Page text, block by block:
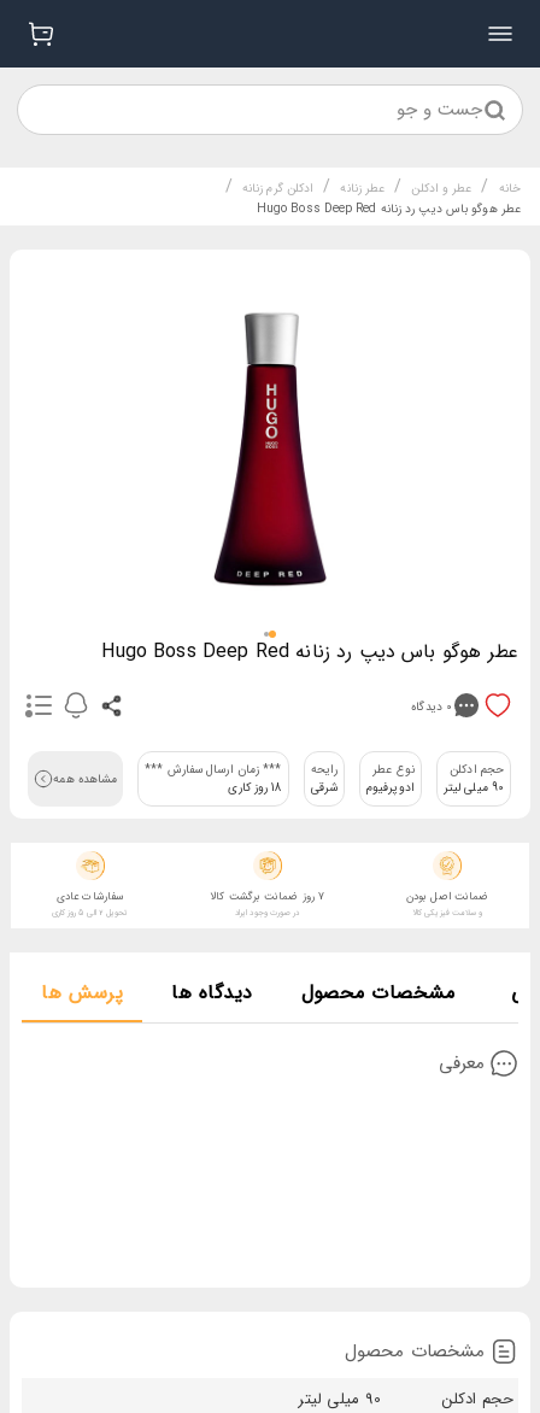
جست و جو
خانه / عطر و ادکلن / عطر زنانه / ادکلن گرم زنانه /
عطر هوگو باس دیپ رد زنانه Hugo Boss Deep Red
عطر هوگو باس دیپ رد زنانه Hugo Boss Deep Red
0 دیدگاه
حجم ادکلن
90 میلی لیتر
نوع عطر
ادوپرفیوم
رایحه
شرقی
*** زمان ارسال سفارش ***
18 روز کاری
مشاهده همه
ضمانت اصل بودن
و سلامت فیزیکی کالا
7 روز ضمانت برگشت کالا
در صورت وجود ایراد
سفارشات عادی
تحویل 2 الی 5 روز کاری
مشخصات محصول دیدگاه ها پرسش ها
معرفی
مشخصات محصول
حجم ادکلن
90 میلی لیتر